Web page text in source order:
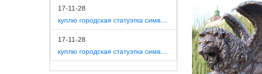
17-11-28
куплю городская статуэтка символ собака в скульптуре древней греции
17-11-28
куплю городская статуэтка символ собака в школе искусств
Собака – символ
В сегодняшнем
весьма интересных
Статуэтки Собак.
Статуэтки Орел »»